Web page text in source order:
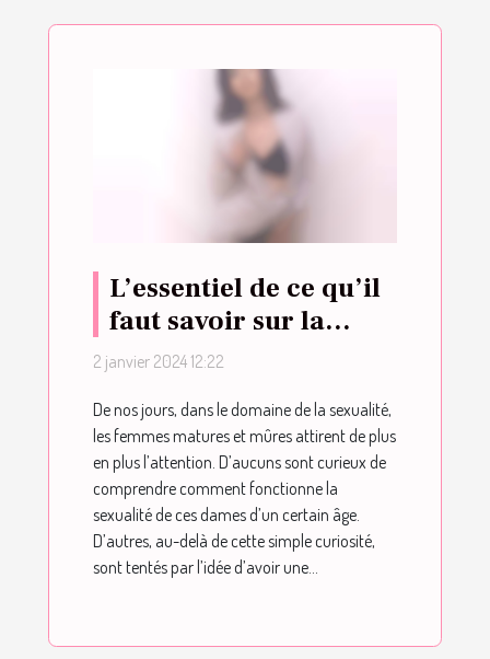
L’essentiel de ce qu’il
faut savoir sur la
sexualité des femmes
2 janvier 2024 12:22
De nos jours, dans le domaine de la sexualité,
les femmes matures et mûres attirent de plus
en plus l’attention. D’aucuns sont curieux de
comprendre comment fonctionne la
sexualité de ces dames d’un certain âge.
D’autres, au-delà de cette simple curiosité,
sont tentés par l’idée d’avoir une...